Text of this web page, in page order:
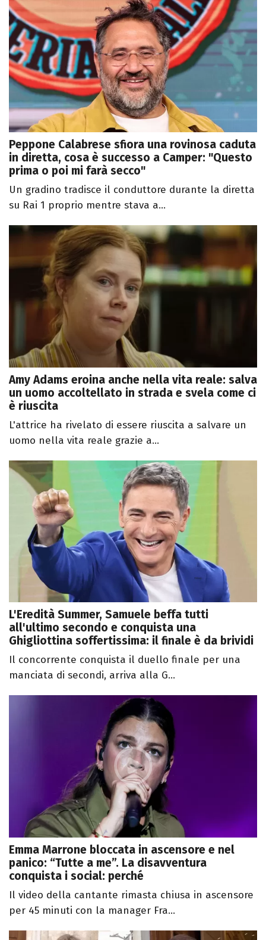
Peppone Calabrese sfiora una rovinosa caduta
in diretta, cosa è successo a Camper: "Questo
prima o poi mi farà secco"
Un gradino tradisce il conduttore durante la diretta
su Rai 1 proprio mentre stava a...
Amy Adams eroina anche nella vita reale: salva
un uomo accoltellato in strada e svela come ci
è riuscita
L'attrice ha rivelato di essere riuscita a salvare un
uomo nella vita reale grazie a...
L'Eredità Summer, Samuele beffa tutti
all'ultimo secondo e conquista una
Ghigliottina soffertissima: il finale è da brividi
Il concorrente conquista il duello finale per una
manciata di secondi, arriva alla G...
Emma Marrone bloccata in ascensore e nel
panico: “Tutte a me”. La disavventura
conquista i social: perché
Il video della cantante rimasta chiusa in ascensore
per 45 minuti con la manager Fra...